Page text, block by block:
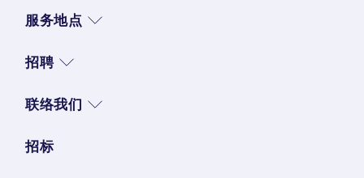
服务地点
招聘
联络我们
招标